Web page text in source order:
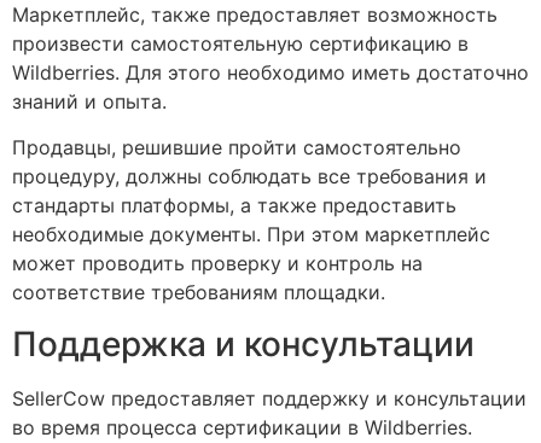
Маркетплейс, также предоставляет возможность
произвести самостоятельную сертификацию в
Wildberries. Для этого необходимо иметь достаточно
знаний и опыта.
Продавцы, решившие пройти самостоятельно
процедуру, должны соблюдать все требования и
стандарты платформы, а также предоставить
необходимые документы. При этом маркетплейс
может проводить проверку и контроль на
соответствие требованиям площадки.
Поддержка и консультации
SellerCow предоставляет поддержку и консультации
во время процесса сертификации в Wildberries.